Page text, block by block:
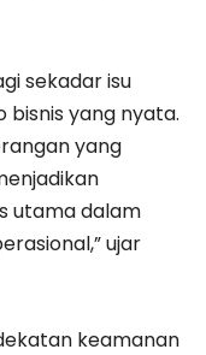
sekadar isu
bisnis yang nyata.
yang
utama dalam
ujar
keamanan